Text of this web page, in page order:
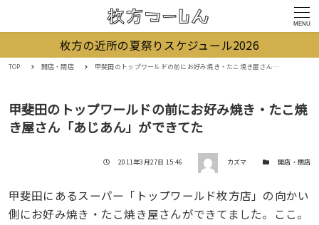
MENU
枚方の近所の夏祭りスケジュール2026
TOP 開店・閉店 甲斐田のトップワールドの前にお好み焼き・たこ焼き屋さん「あじあん」ができてた
甲斐田のトップワールドの前にお好み焼き・たこ焼
き屋さん「あじあん」ができてた
投稿日
2011年3月27日 15:46 著者 カズマ カテゴリー開店・閉店
甲斐田にあるスーパー「トップワールド枚方店」の向かい
側にお好み焼き・たこ焼き屋さんができてました。ここ。